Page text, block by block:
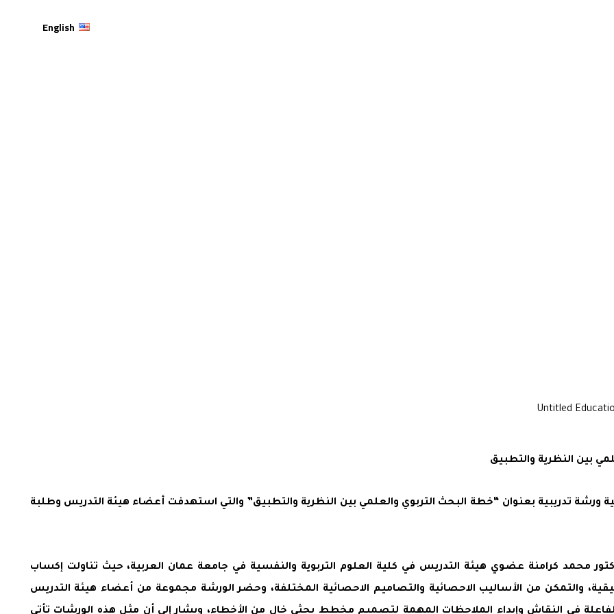
English
بين النظرية والتطبيق
ورشة تدريبية بعنوان “خطة البحث التربوي والعلمي بين النظرية والتطبيق” والتي استهدفت أعضاء هيئة التدريس وطلبة
محمد كرامنة عضوي هيئة التدريس في كلية العلوم التربوية والنفسية في جامعة عمان العربية، حيث تناولت إكساب
والتمكن من الأساليب الاحصائية والتصاميم الاحصائية المختلفة، وحضر الورشة مجموعة من أعضاء هيئة التدريس
الفاعلة في النقاش وإبداء الملاحظات المهمة لتصميم مخطط بحثي خال من الأخطاء، ويشار إلى أن مثل هذه الورشات تأتي